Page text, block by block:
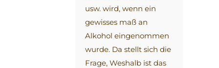
usw. wird, wenn ein
gewisses maß an
Alkohol eingenommen
wurde. Da stellt sich die
Frage, Weshalb ist das